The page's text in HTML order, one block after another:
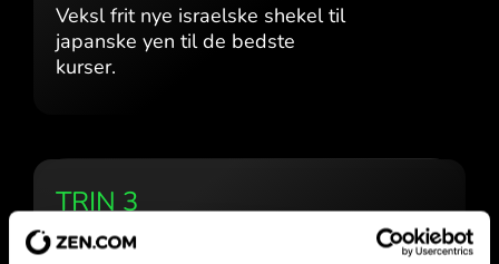
Veksl frit nye israelske shekel til
japanske yen til de bedste
kurser.
TRIN 3